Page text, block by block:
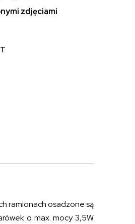
zdjęciami
ramionach osadzone są
o max. mocy 3,5W